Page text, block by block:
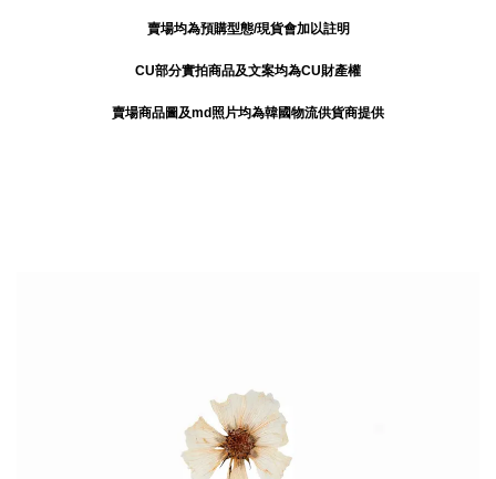
賣場均為預購型態/現貨會加以註明
CU部分實拍商品及文案均為CU財產權
賣場商品圖及md照片均為韓國物流供貨商提供